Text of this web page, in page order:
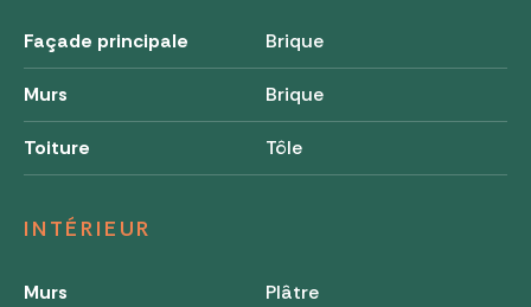
Façade principale Brique
Murs Brique
Toiture Tôle
INTÉRIEUR
Murs Plâtre